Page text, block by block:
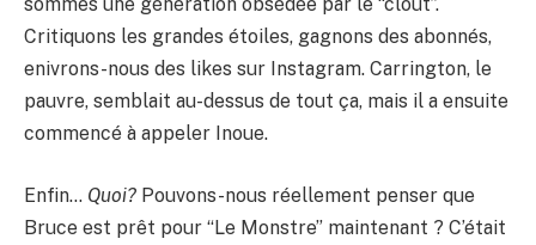
Critiquons les grandes étoiles, gagnons des abonnés,
enivrons-nous des likes sur Instagram. Carrington, le
pauvre, semblait au-dessus de tout ça, mais il a ensuite
commencé à appeler Inoue.
Enfin… Quoi? Pouvons-nous réellement penser que
Bruce est prêt pour “Le Monstre” maintenant ? C’était